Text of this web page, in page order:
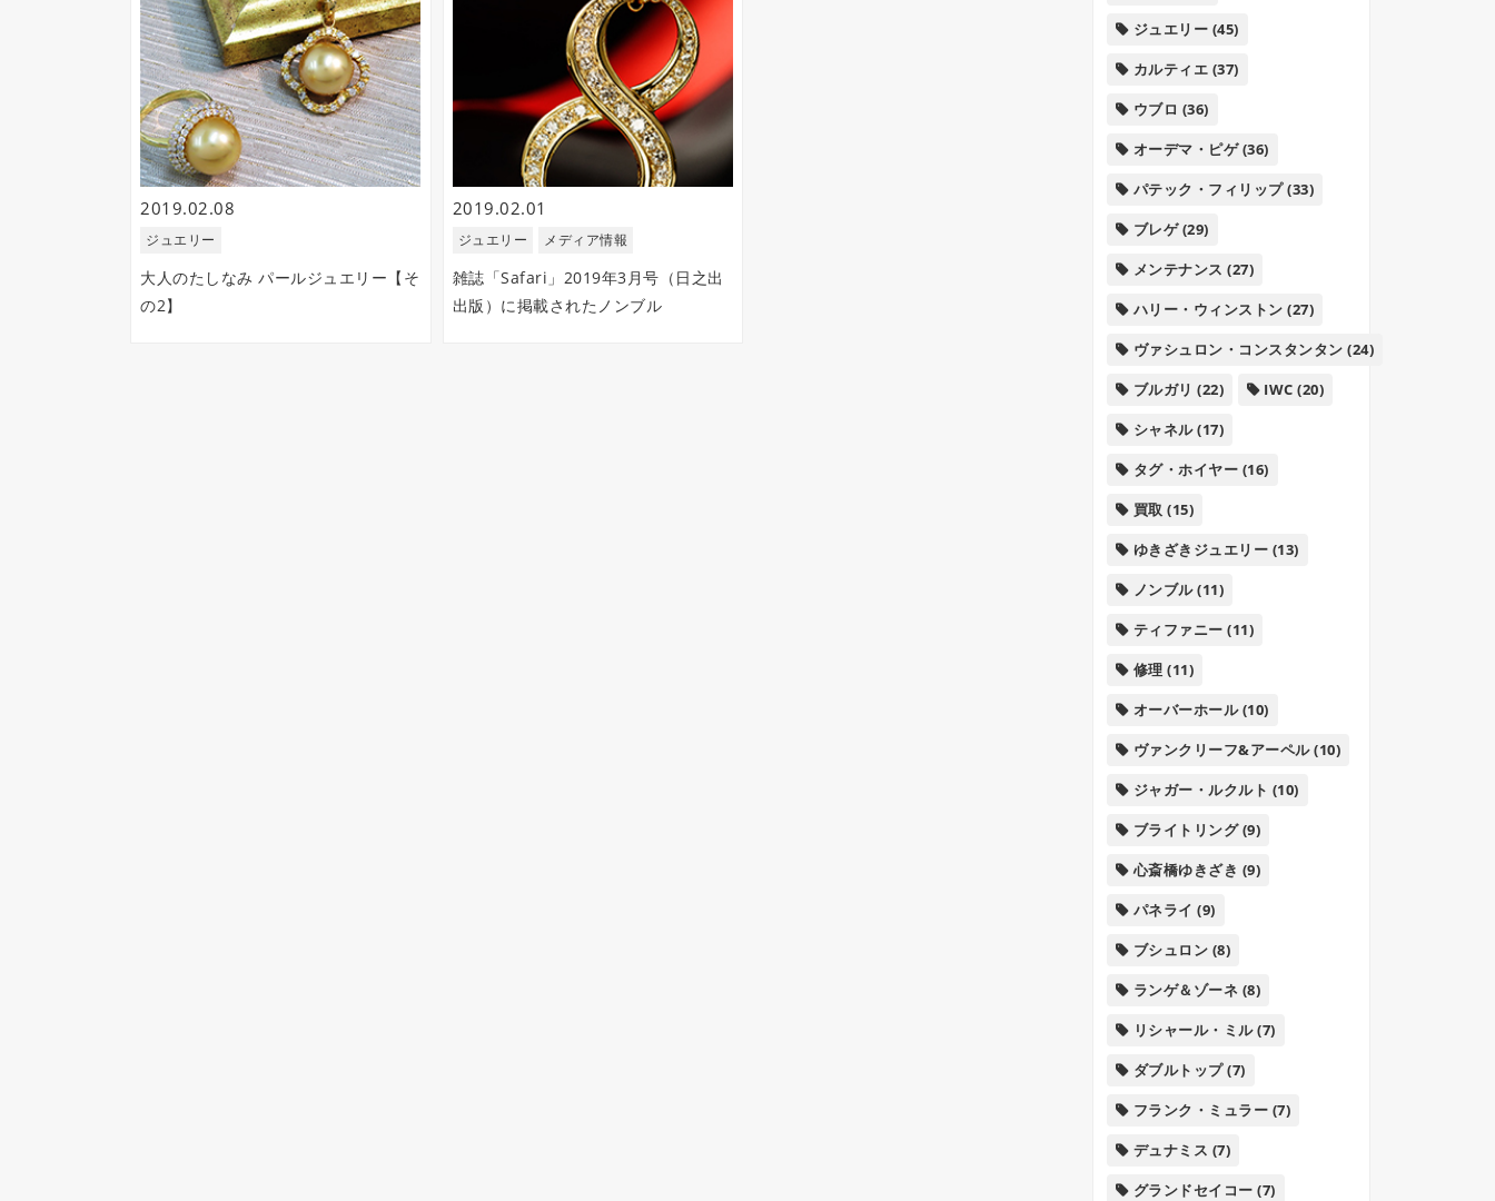
2019.02.08
ジュエリー
大人のたしなみ パールジュエリー【そ
の2】
2019.02.01
ジュエリー メディア情報
雑誌「Safari」2019年3月号（日之出
出版）に掲載されたノンブル
ジュエリー (45)
カルティエ (37)
ウブロ (36)
オーデマ・ピゲ(36)
パテック・フィリップ(33)
ブレゲ(29)
メンテナンス (27)
ハリー・ウィンストン (27)
ヴァシュロン・コンスタンタン (24)
ブルガリ (22) IWC (20)
シャネル(17)
タグ・ホイヤー (16)
買取 (15)
ゆきざきジュエリー (13)
ノンブル(11)
ティファニー (11)
修理 (11)
オーバーホール(10)
ヴァンクリーフ&アーペル(10)
ジャガー・ルクルト (10)
ブライトリング(9)
心斎橋ゆきざき (9)
パネライ (9)
ブシュロン (8)
ランゲ＆ゾーネ (8)
リシャール・ミル(7)
ダブルトップ(7)
フランク・ミュラー (7)
デュナミス (7)
グランドセイコー (7)